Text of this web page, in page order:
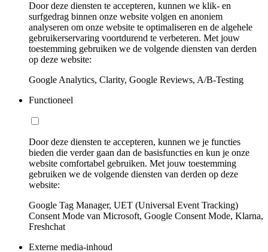
Door deze diensten te accepteren, kunnen we klik- en
surfgedrag binnen onze website volgen en anoniem
analyseren om onze website te optimaliseren en de algehele
gebruikerservaring voortdurend te verbeteren. Met jouw
toestemming gebruiken we de volgende diensten van derden
op deze website:
Google Analytics, Clarity, Google Reviews, A/B-Testing
Functioneel
Door deze diensten te accepteren, kunnen we je functies
bieden die verder gaan dan de basisfuncties en kun je onze
website comfortabel gebruiken. Met jouw toestemming
gebruiken we de volgende diensten van derden op deze
website:
Google Tag Manager, UET (Universal Event Tracking)
Consent Mode van Microsoft, Google Consent Mode, Klarna,
Freshchat
Externe media-inhoud